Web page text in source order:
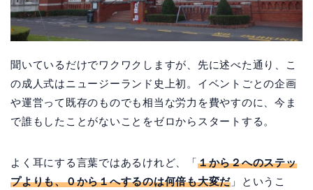
聞いているだけでワクワクしますが、先に述べた通り、こ
の成人式はニュージーランド史上初。イベントごとの企画
や運営って既存のものでも相当な労力を費やすのに、今ま
で誰もしたことがないことをゼロからスタートする。
よく耳にする言葉ではあるけれど、「１から２へのステッ
プよりも、０から１へするのは何倍も大変だ 」というこ